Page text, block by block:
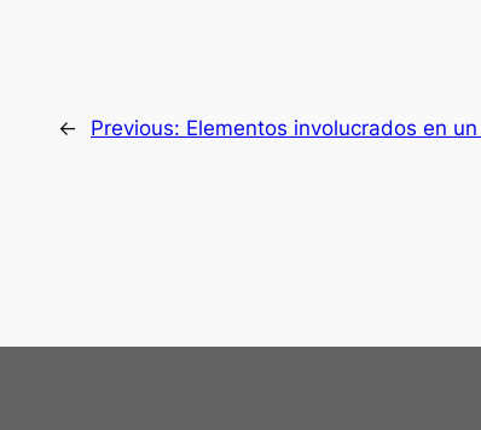
← Previous: Elementos involucrados en